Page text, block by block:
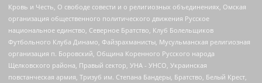
Кровь и Честь, О свободе совести и о религиозных объединениях, Омская
организация общественного политического движения Русское
национальное единство, Северное Братство, Клуб Болельщиков
Футбольного Клуба Динамо, Файзрахманисты, Мусульманская религиозная
организация п. Боровский, Община Коренного Русского народа
Щелковского района, Правый сектор, УНА - УНСО, Украинская
повстанческая армия, Тризуб им. Степана Бандеры, Братство, Белый Крест,